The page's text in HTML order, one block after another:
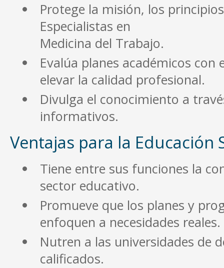
Protege la misión, los
Especialistas en
Medicina del Trabajo.
Evalúa planes académicos con
elevar la calidad profesional.
Divulga el conocimiento a
informativos.
Ventajas para la Educación
Tiene entre sus funciones la
sector educativo.
Promueve que los planes y
enfoquen a necesidades reales.
Nutren a las universidades de
calificados.